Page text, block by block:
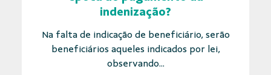
indenização?
Na falta de indicação de beneficiário, serão
beneficiários aqueles indicados por lei,
observando...